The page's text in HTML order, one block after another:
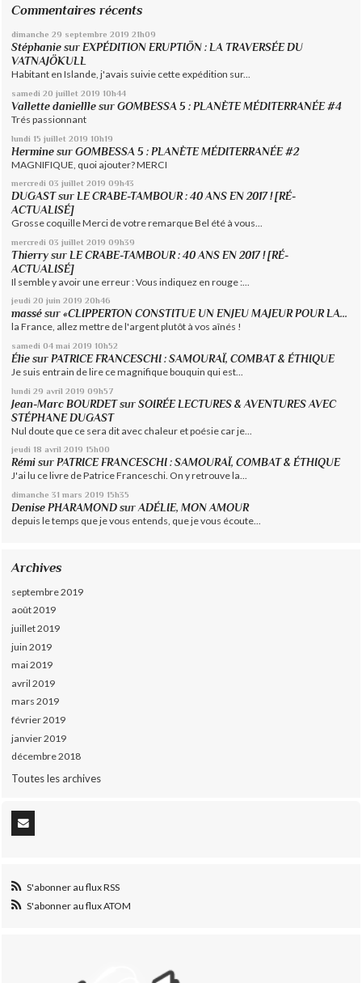
Commentaires récents
dimanche 29 septembre 2019 21h09
Stéphanie surEXPÉDITION ERUPTIÖN : LA TRAVERSÉE DU
VATNAJÖKULL
Habitant en Islande, j'avais suivie cette expédition sur...
samedi 20 juillet 2019 10h44
Vallette daniellle surGOMBESSA 5 : PLANÈTE MÉDITERRANÉE #4
Trés passionnant
lundi 15 juillet 2019 10h19
Hermine surGOMBESSA 5 : PLANÈTE MÉDITERRANÉE #2
MAGNIFIQUE, quoi ajouter? MERCI
mercredi 03 juillet 2019 09h43
DUGASTsurLE CRABE-TAMBOUR : 40 ANS EN 2017 ! [RÉ-
ACTUALISÉ]
Grosse coquille Merci de votre remarque Bel été à vous...
mercredi 03 juillet 2019 09h39
Thierry sur LE CRABE-TAMBOUR : 40 ANS EN 2017 ! [RÉ-
ACTUALISÉ]
Il semble y avoir une erreur : Vous indiquez en rouge :...
jeudi 20 juin 2019 20h46
massé sur«CLIPPERTON CONSTITUE UN ENJEU MAJEUR POUR LA...
la France, allez mettre de l'argent plutôt à vos aînés !
samedi 04 mai 2019 10h52
Élie surPATRICE FRANCESCHI : SAMOURAÏ, COMBAT & ÉTHIQUE
Je suis entrain de lire ce magnifique bouquin qui est...
lundi 29 avril 2019 09h57
Jean-Marc BOURDETsurSOIRÉE LECTURES & AVENTURES AVEC
STÉPHANE DUGAST
Nul doute que ce sera dit avec chaleur et poésie car je...
jeudi 18 avril 2019 15h00
Rémi surPATRICE FRANCESCHI : SAMOURAÏ, COMBAT & ÉTHIQUE
J'ai lu ce livre de Patrice Franceschi. On y retrouve la...
dimanche 31 mars 2019 15h35
Denise PHARAMOND surADÉLIE, MON AMOUR
depuis le temps que je vous entends, que je vous écoute...
Archives
septembre 2019
août 2019
juillet 2019
juin 2019
mai 2019
avril 2019
mars 2019
février 2019
janvier 2019
décembre 2018
Toutes les archives
S'abonner au flux RSS
S'abonner au flux ATOM